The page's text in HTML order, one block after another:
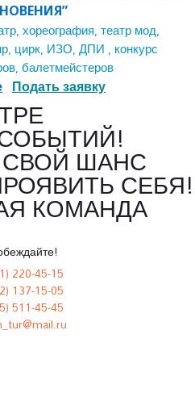
хореография, театр мод,
цирк, ИЗО, ДПИ , конкурс
балетмейстеров
Подать заявку
ШАНС
СЕБЯ!
КОМАНДА
220-45-15
137-15-05
511-45-45